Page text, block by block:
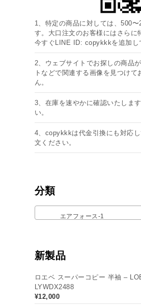
1、特定の商品に対しては、500
す。大口注文のお客様にはさらに
今すぐLINE ID: copykkkを追加し
2、ウェブサイトでお探しの商品
トなどで関連する画像を見つけ
ん。
3、在庫を速やかに確認いたしま
い。
4、copykkkは代金引換にも対応
文ください。
分類
エアフォース-1
新製品
ロエベ スーパーコピー 半袖 –
LYWDX2488
¥12,000